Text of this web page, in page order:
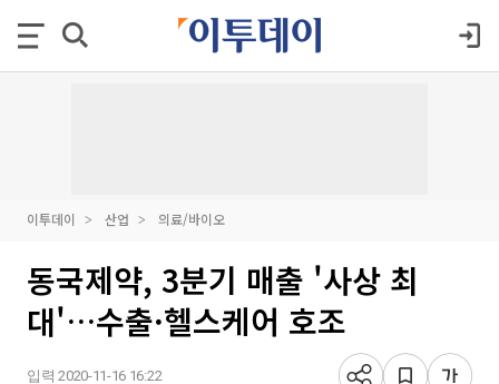
이투데이 산업 의료/바이오
동국제약, 3분기 매출 '사상 최
대'…수출·헬스케어 호조
입력 2020-11-16 16:22